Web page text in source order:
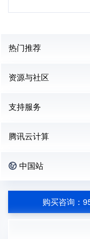
热门推荐
资源与社区
支持服务
腾讯云计算
中国站
购买咨询：